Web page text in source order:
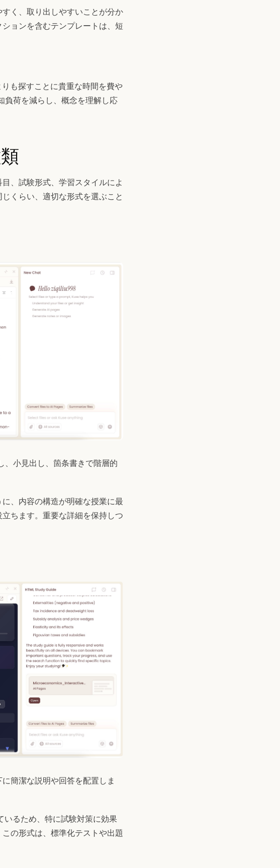
く、取り出しやすいことが分か
ョンを含むテンプレートは、短
も探すことに貴重な時間を費や
負荷を減らし、概念を理解し応
、試験形式、学習スタイルによ
くらい、適切な形式を選ぶこと
、小見出し、箇条書きで階層的
、内容の構造が明確な授業に最
ちます。重要な詳細を保持しつ
簡潔な説明や回答を配置しま
るため、特に試験対策に効果
の形式は、標準化テストや出題